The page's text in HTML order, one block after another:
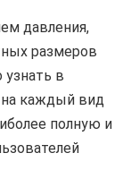
давления,
размеров
в
на каждый вид
полную и